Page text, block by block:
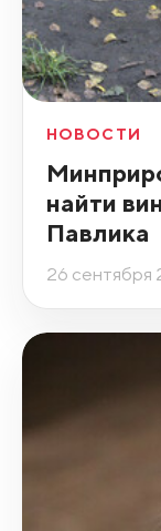
НОВОСТИ
найти
Павлика
26 сентября